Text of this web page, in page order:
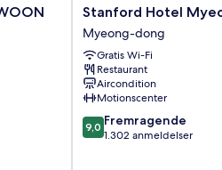
Stanford
Hotel
Myeongdong
Myeong-
dong
Stanford Hotel
Myeong-dong
Gratis Wi-Fi
Restaurant
Aircondition
Motionscenter
9.0
ud
9,0 Fremragende
1.302 anmeldelser